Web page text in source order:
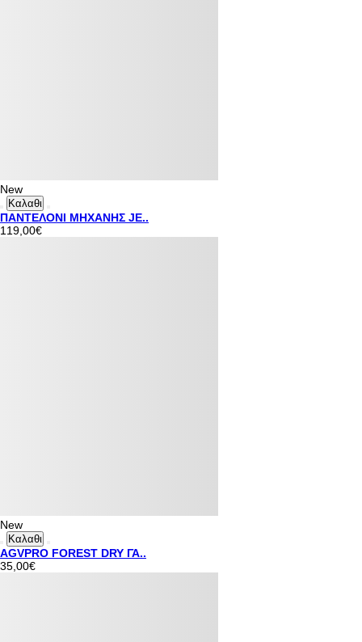
New
Καλαθι
ΠΑΝΤΕΛΟΝΙ ΜΗΧΑΝΗΣ JE..
119,00€
New
Καλαθι
AGVPRO FOREST DRY ΓΑ..
35,00€